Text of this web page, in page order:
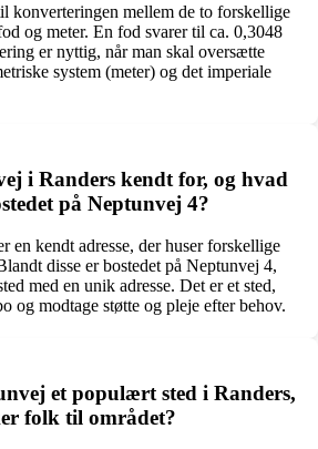
konverteringen mellem de to forskellige
og meter. En fod svarer til ca. 0,3048
er nyttig, når man skal oversætte
system (meter) og det imperiale
i Randers kendt for, og hvad
på Neptunvej 4?
en kendt adresse, der huser forskellige
disse er bostedet på Neptunvej 4,
med en unik adresse. Det er et sted,
og modtage støtte og pleje efter behov.
et populært sted i Randers,
folk til området?